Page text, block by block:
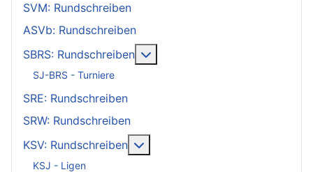
SVM: Rundschreiben
ASVb: Rundschreiben
SBRS: Rundschreiben
SJ-BRS - Turniere
SRE: Rundschreiben
SRW: Rundschreiben
KSV: Rundschreiben
KSJ - Ligen